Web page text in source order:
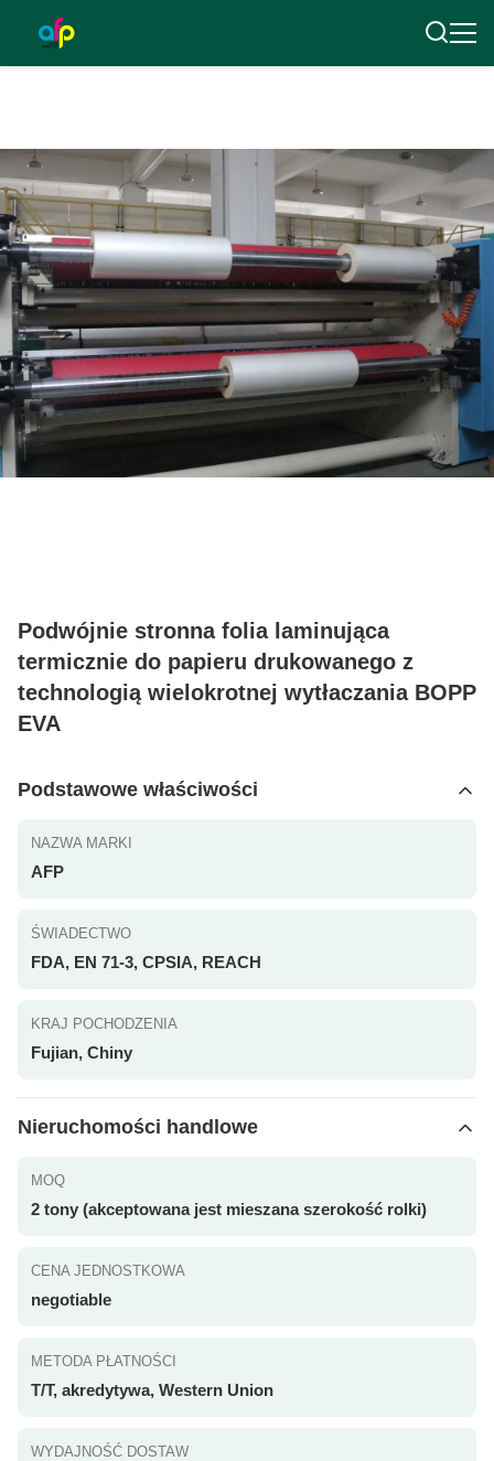
Podwójnie stronna folia laminująca
termicznie do papieru drukowanego z
technologią wielokrotnej wytłaczania BOPP
EVA
Podstawowe właściwości
NAZWA MARKI
AFP
ŚWIADECTWO
FDA, EN 71-3, CPSIA, REACH
KRAJ POCHODZENIA
Fujian, Chiny
Nieruchomości handlowe
MOQ
2 tony (akceptowana jest mieszana szerokość rolki)
CENA JEDNOSTKOWA
negotiable
METODA PŁATNOŚCI
T/T, akredytywa, Western Union
WYDAJNOŚĆ DOSTAW